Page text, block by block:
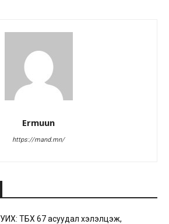
Ermuun
https://mand.mn/
УИХ: ТБХ 67 асуудал хэлэлцэж,